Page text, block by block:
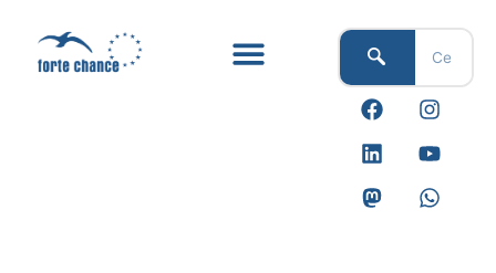
contenuto
F
a
c
e
b
o
I
n
s
t
a
g
L
i
n
k
e
d
Y
o
u
t
u
b
M
a
s
t
o
d
W
h
a
t
s
a